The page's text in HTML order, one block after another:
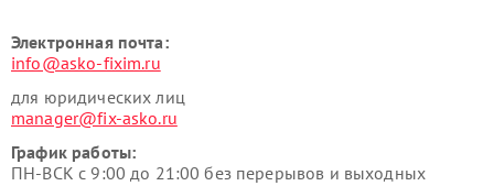
Электронная почта:
info@asko-fixim.ru
для юридических лиц
manager@fix-asko.ru
График работы:
ПН-ВСК с 9:00 до 21:00 без перерывов и выходных